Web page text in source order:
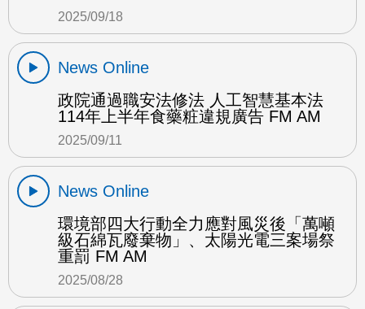
2025/09/18
News Online
政院通過職安法修法 人工智慧基本法
114年上半年食藥粧違規廣告 FM AM
2025/09/11
News Online
環境部四大行動全力應對風災後「萬噸
級石綿瓦廢棄物」、太陽光電三案場祭
重罰 FM AM
2025/08/28